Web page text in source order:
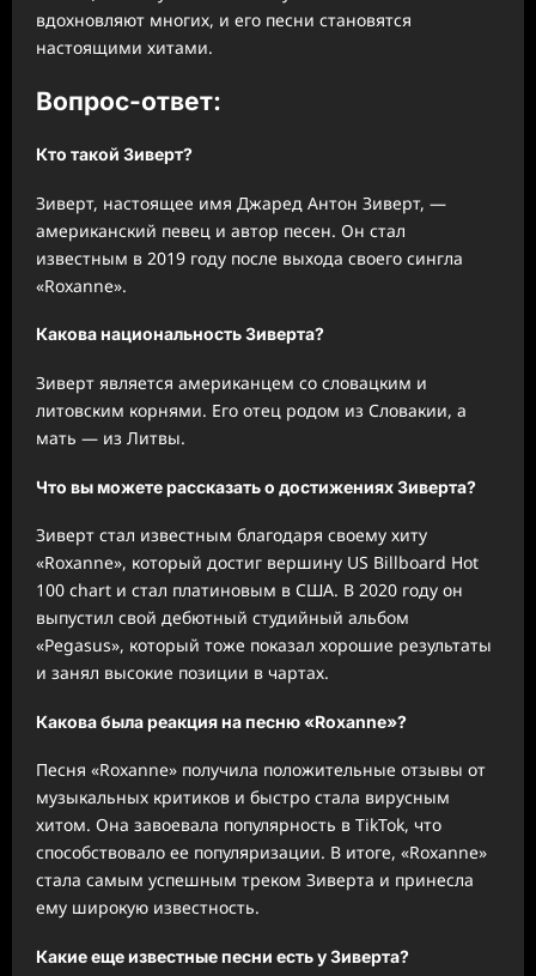
вдохновляют многих, и его песни становятся
настоящими хитами.
Вопрос-ответ:
Кто такой Зиверт?
Зиверт, настоящее имя Джаред Антон Зиверт, —
американский певец и автор песен. Он стал
известным в 2019 году после выхода своего сингла
«Roxanne».
Какова национальность Зиверта?
Зиверт является американцем со словацким и
литовским корнями. Его отец родом из Словакии, а
мать — из Литвы.
Что вы можете рассказать о достижениях Зиверта?
Зиверт стал известным благодаря своему хиту
«Roxanne», который достиг вершину US Billboard Hot
100 chart и стал платиновым в США. В 2020 году он
выпустил свой дебютный студийный альбом
«Pegasus», который тоже показал хорошие результаты
и занял высокие позиции в чартах.
Какова была реакция на песню «Roxanne»?
Песня «Roxanne» получила положительные отзывы от
музыкальных критиков и быстро стала вирусным
хитом. Она завоевала популярность в TikTok, что
способствовало ее популяризации. В итоге, «Roxanne»
стала самым успешным треком Зиверта и принесла
ему широкую известность.
Какие еще известные песни есть у Зиверта?